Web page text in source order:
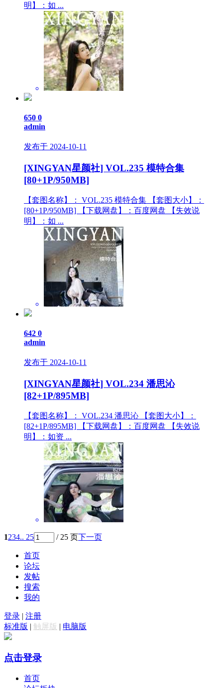
明】：如 ...
650 0
admin
发布于 2024-10-11
[XINGYAN星颜社] VOL.235 模特合集
[80+1P/950MB]
【套图名称】： VOL.235 模特合集 【套图大小】：
[80+1P/950MB] 【下载网盘】：百度网盘 【失效说
明】：如 ...
642 0
admin
发布于 2024-10-11
[XINGYAN星颜社] VOL.234 潘思沁
[82+1P/895MB]
【套图名称】： VOL.234 潘思沁 【套图大小】：
[82+1P/895MB] 【下载网盘】：百度网盘 【失效说
明】：如资 ...
1234.. 25 / 25 页下一页
首页
论坛
发帖
搜索
我的
登录 | 注册
标准版 | 触屏版 | 电脑版
点击登录
首页